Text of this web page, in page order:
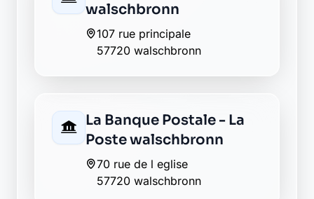
walschbronn
107 rue principale
57720 walschbronn
La Banque Postale - La
Poste walschbronn
70 rue de l eglise
57720 walschbronn